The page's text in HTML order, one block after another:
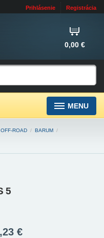
Prihlásenie Registrácia
0,00 €
MENU
ROAD / BARUM /
5
€